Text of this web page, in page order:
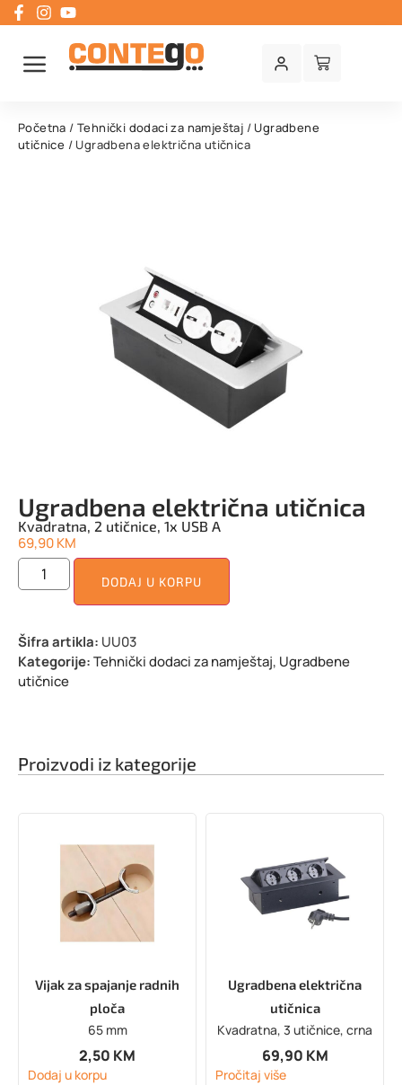
Početna /Tehnički dodaci za namještaj / Ugradbene
utičnice / Ugradbena električna utičnica
Ugradbena električna utičnica
Kvadratna, 2 utičnice, 1x USB A
69,90KM
DODAJ U KORPU
Šifra artikla: UU03
Kategorije:Tehnički dodaci za namještaj, Ugradbene
utičnice
Proizvodi iz kategorije
Vijak za spajanje radnih
ploča
65 mm
2,50 KM
Dodaj u korpu
Ugradbena električna
utičnica
Kvadratna, 3 utičnice, crna
69,90 KM
Pročitaj više